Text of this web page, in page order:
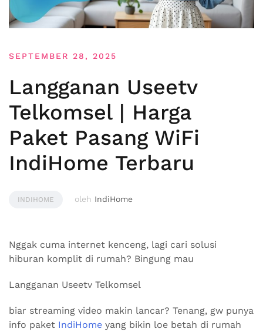
SEPTEMBER 28, 2025
Langganan Useetv
Telkomsel | Harga
Paket Pasang WiFi
IndiHome Terbaru
INDIHOME oleh IndiHome
Nggak cuma internet kenceng, lagi cari solusi
hiburan komplit di rumah? Bingung mau
Langganan Useetv Telkomsel
biar streaming video makin lancar? Tenang, gw punya
info paket IndiHome yang bikin loe betah di rumah